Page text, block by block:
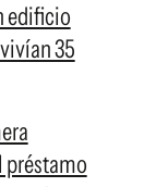
edificio
35
préstamo